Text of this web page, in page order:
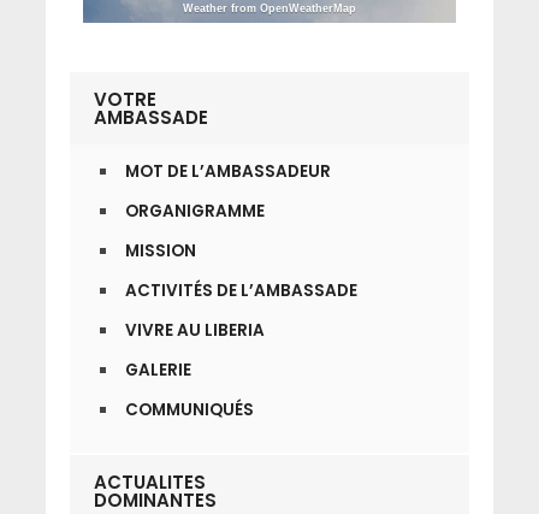
Weather from OpenWeatherMap
VOTRE
AMBASSADE
MOT DE L’AMBASSADEUR
ORGANIGRAMME
MISSION
ACTIVITÉS DE L’AMBASSADE
VIVRE AU LIBERIA
GALERIE
COMMUNIQUÉS
ACTUALITES
DOMINANTES